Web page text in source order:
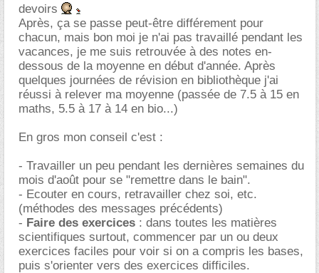
devoirs
Après, ça se passe peut-être différement pour
chacun, mais bon moi je n'ai pas travaillé pendant les
vacances, je me suis retrouvée à des notes en-
dessous de la moyenne en début d'année. Après
quelques journées de révision en bibliothèque j'ai
réussi à relever ma moyenne (passée de 7.5 à 15 en
maths, 5.5 à 17 à 14 en bio...)
En gros mon conseil c'est :
- Travailler un peu pendant les dernières semaines du
mois d'août pour se "remettre dans le bain".
- Ecouter en cours, retravailler chez soi, etc.
(méthodes des messages précédents)
- Faire des exercices : dans toutes les matières
scientifiques surtout, commencer par un ou deux
exercices faciles pour voir si on a compris les bases,
puis s'orienter vers des exercices difficiles.